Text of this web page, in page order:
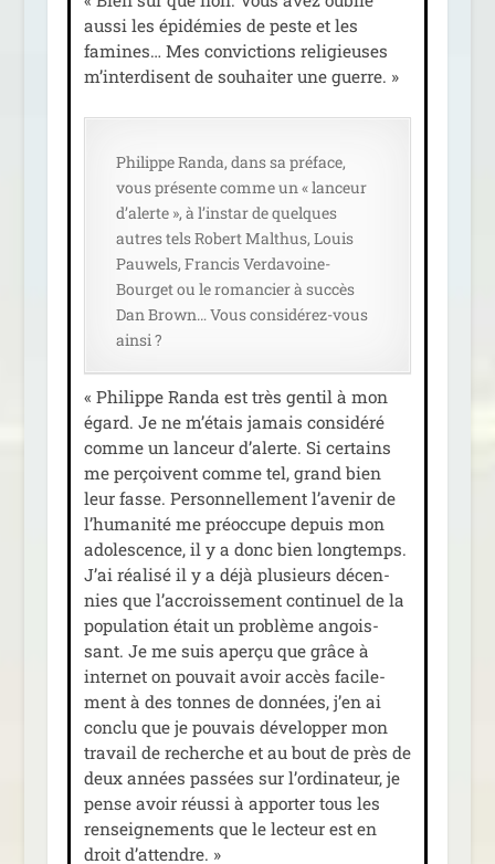
aus­si les épi­dé­mies de peste et les
famines… Mes convic­tions reli­gieuses
m’interdisent de sou­hai­ter une guerre. »
Philippe Randa, dans sa pré­face,
vous pré­sente comme un « lan­ceur
d’alerte », à l’instar de quelques
autres tels Robert Malthus, Louis
Pauwels, Francis Verdavoine-
Bourget ou le roman­cier à suc­cès
Dan Brown… Vous consi­dé­rez-vous
ainsi ?
« Philippe Randa est très gen­til à mon
égard. Je ne m’étais jamais consi­dé­ré
comme un lan­ceur d’alerte. Si cer­tains
me per­çoivent comme tel, grand bien
leur fasse. Personnellement l’avenir de
l’humanité me pré­oc­cupe depuis mon
ado­les­cence, il y a donc bien long­temps.
J’ai réa­li­sé il y a déjà plu­sieurs décen­
nies que l’accroissement conti­nuel de la
popu­la­tion était un pro­blème angois­
sant. Je me suis aper­çu que grâce à
inter­net on pou­vait avoir accès faci­le­
ment à des tonnes de don­nées, j’en ai
conclu que je pou­vais déve­lop­per mon
tra­vail de recherche et au bout de près de
deux années pas­sées sur l’ordinateur, je
pense avoir réus­si à appor­ter tous les
ren­sei­gne­ments que le lec­teur est en
droit d’attendre. »